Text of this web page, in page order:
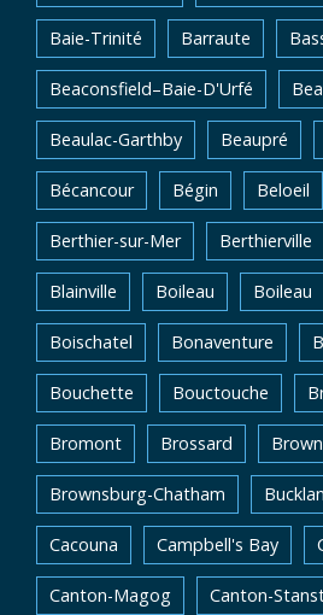
Baie-Trinité Barraute
Beaconsfield–Baie-D'Urfé
Beaulac-Garthby Beaupré
Bécancour Bégin Beloeil
Berthier-sur-Mer Berthierville
Blainville Boileau Boileau
Boischatel Bonaventure
Bouchette Bouctouche
Bromont Brossard
Brownsburg-Chatham
Cacouna Campbell's Bay
Canton-Magog Canton-